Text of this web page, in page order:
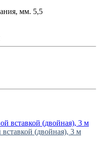
мм. 5,5
(двойная), 3 м